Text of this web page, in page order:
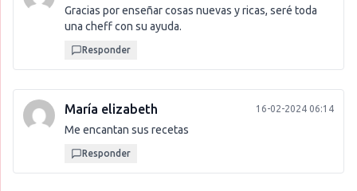
Gracias por enseñar cosas nuevas y ricas, seré toda
una cheff con su ayuda.
Responder
María elizabeth 16-02-2024 06:14
Me encantan sus recetas
Responder